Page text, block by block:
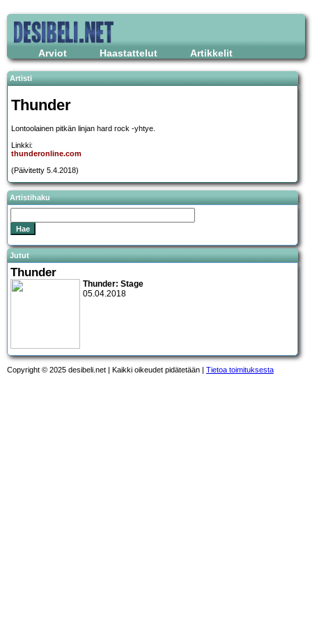
Arviot Haastattelut Artikkelit
Artisti
Thunder
Lontoolainen pitkän linjan hard rock -yhtye.
Linkki:
thunderonline.com
(Päivitetty 5.4.2018)
Artistihaku
Jutut
Thunder
Thunder: Stage
05.04.2018
Copyright © 2025 desibeli.net | Kaikki oikeudet pidätetään | Tietoa toimituksesta